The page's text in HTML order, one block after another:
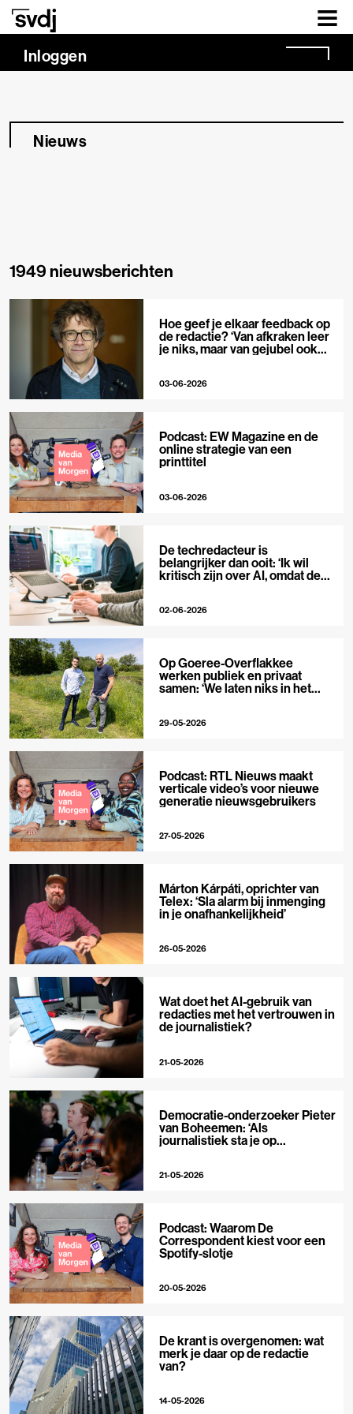
Naar hoofdinhoud
Inloggen
Nieuws
1949 nieuwsberichten
Hoe geef je elkaar feedback op
de redactie? ‘Van afkraken leer
je niks, maar van gejubel ook
03-06-2026
Podcast: EW Magazine en de
online strategie van een
printtitel
03-06-2026
De techredacteur is
belangrijker dan ooit: ‘Ik wil
kritisch zijn over AI, omdat de
02-06-2026
Op Goeree-Overflakkee
werken publiek en privaat
samen: ‘We laten niks in het
29-05-2026
Podcast: RTL Nieuws maakt
verticale video’s voor nieuwe
generatie nieuwsgebruikers
27-05-2026
Márton Kárpáti, oprichter van
Telex: ‘Sla alarm bij inmenging
in je onafhankelijkheid’
26-05-2026
Wat doet het AI-gebruik van
redacties met het vertrouwen in
de journalistiek?
21-05-2026
Democratie-onderzoeker Pieter
van Boheemen: ‘Als
journalistiek sta je op
21-05-2026
Podcast: Waarom De
Correspondent kiest voor een
Spotify-slotje
20-05-2026
De krant is overgenomen: wat
merk je daar op de redactie
van?
14-05-2026